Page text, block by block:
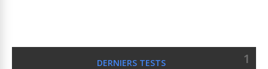
DERNIERS TESTS
1